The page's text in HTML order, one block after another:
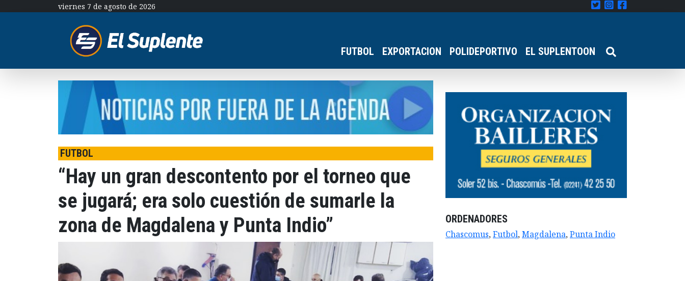
viernes 7 de agosto de 2026
FUTBOL EXPORTACION POLIDEPORTIVO EL SUPLENTOON
FUTBOL
“Hay un gran descontento por el torneo que
se jugará; era solo cuestión de sumarle la
zona de Magdalena y Punta Indio”
ORDENADORES
Chascomus,Futbol,Magdalena,Punta Indio